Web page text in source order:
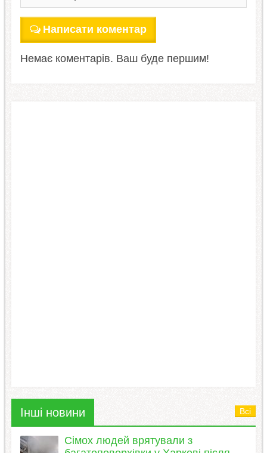
Написати коментар
Немає коментарів. Ваш буде першим!
Інші новини Всі
Сімох людей врятували з